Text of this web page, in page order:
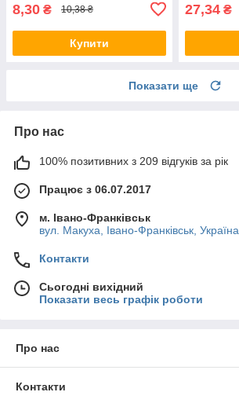
8,30 ₴ 10,38 ₴
Купити
27,34 ₴
Показати ще
Про нас
100% позитивних з 209 відгуків за рік
Працює з 06.07.2017
м. Івано-Франківськ
вул. Макуха, Івано-Франківськ, Україна
Контакти
Сьогодні вихідний
Показати весь графік роботи
Про нас
Контакти